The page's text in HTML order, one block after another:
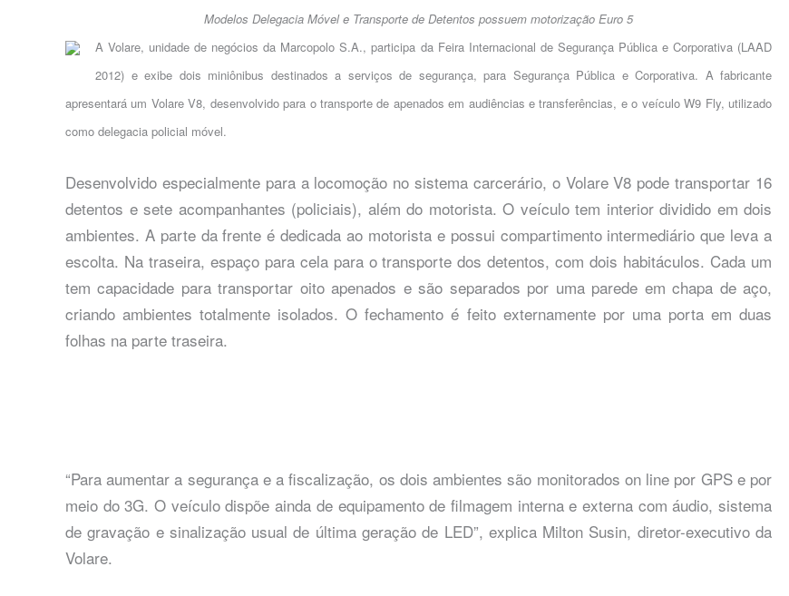
Modelos Delegacia Móvel e Transporte de Detentos possuem motorização Euro 5
A Volare, unidade de negócios da Marcopolo S.A., participa da Feira Internacional de Segurança Pública e Corporativa (LAAD
2012) e exibe dois miniônibus destinados a serviços de segurança, para Segurança Pública e Corporativa. A fabricante
apresentará um Volare V8, desenvolvido para o transporte de apenados em audiências e transferências, e o veículo W9 Fly, utilizado
como delegacia policial móvel.
Desenvolvido especialmente para a locomoção no sistema carcerário, o Volare V8 pode transportar 16
detentos e sete acompanhantes (policiais), além do motorista. O veículo tem interior dividido em dois
ambientes. A parte da frente é dedicada ao motorista e possui compartimento intermediário que leva a
escolta. Na traseira, espaço para cela para o transporte dos detentos, com dois habitáculos. Cada um
tem capacidade para transportar oito apenados e são separados por uma parede em chapa de aço,
criando ambientes totalmente isolados. O fechamento é feito externamente por uma porta em duas
folhas na parte traseira.
“Para aumentar a segurança e a fiscalização, os dois ambientes são monitorados on line por GPS e por
meio do 3G. O veículo dispõe ainda de equipamento de filmagem interna e externa com áudio, sistema
de gravação e sinalização usual de última geração de LED”, explica Milton Susin, diretor-executivo da
Volare.